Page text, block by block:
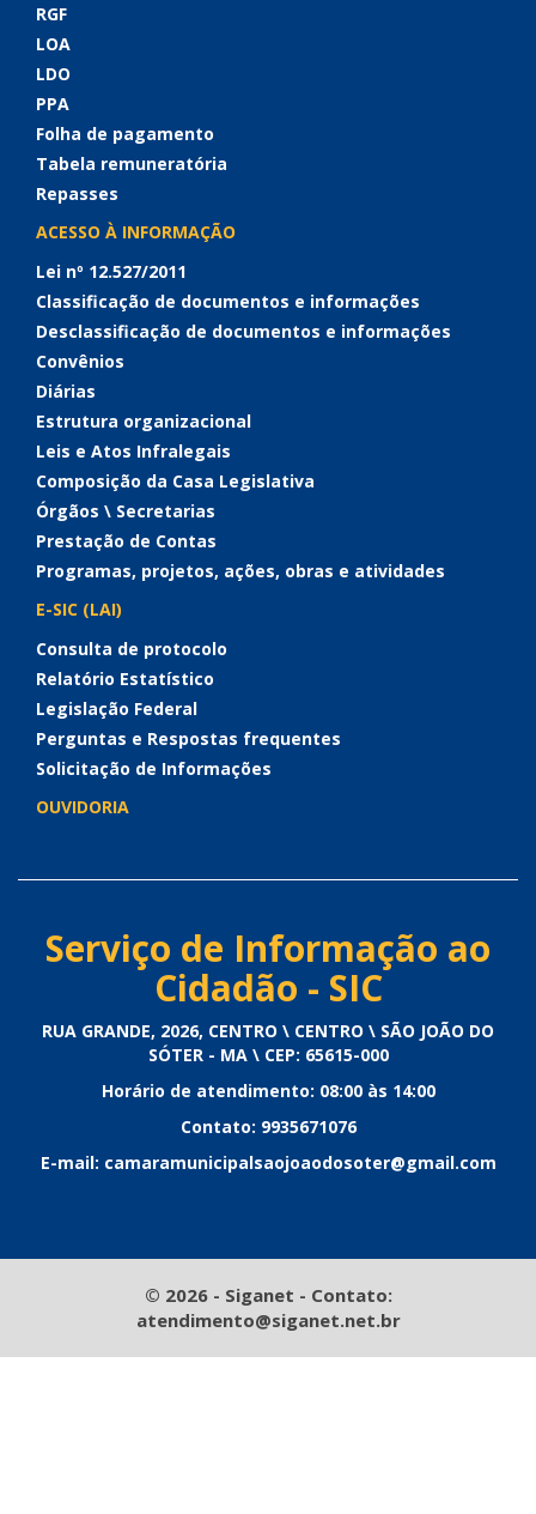
RGF
LOA
LDO
PPA
Folha de pagamento
Tabela remuneratória
Repasses
ACESSO À INFORMAÇÃO
Lei nº 12.527/2011
Classificação de documentos e informações
Desclassificação de documentos e informações
Convênios
Diárias
Estrutura organizacional
Leis e Atos Infralegais
Composição da Casa Legislativa
Órgãos \ Secretarias
Prestação de Contas
Programas, projetos, ações, obras e atividades
E-SIC (LAI)
Consulta de protocolo
Relatório Estatístico
Legislação Federal
Perguntas e Respostas frequentes
Solicitação de Informações
OUVIDORIA
Serviço de Informação ao
Cidadão - SIC
RUA GRANDE, 2026, CENTRO \ CENTRO \ SÃO JOÃO DO
SÓTER - MA \ CEP: 65615-000
Horário de atendimento: 08:00 às 14:00
Contato: 9935671076
E-mail: camaramunicipalsaojoaodosoter@gmail.com
© 2026 - Siganet - Contato:
atendimento@siganet.net.br